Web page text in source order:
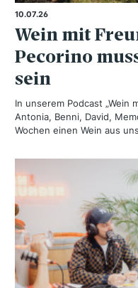
10.07.26
Wein mit
Pecorino
sein
In unserem Podcast „Wein
Antonia, Benni, David,
Wochen einen Wein aus